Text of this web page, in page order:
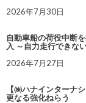
2026年7月30日
自動車船の荷役中断
入 ～自力走行できな
2026年7月27日
【㈱ハナインターナ
更なる強化ねらう